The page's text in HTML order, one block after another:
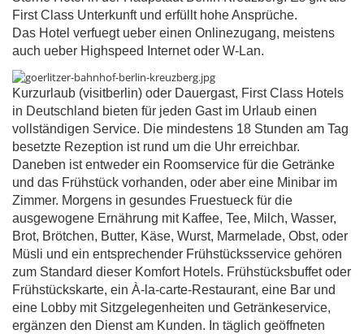
First Class Unterkunft und erfüllt hohe Ansprüche.
Das Hotel verfuegt ueber einen Onlinezugang, meistens
auch ueber Highspeed Internet oder W-Lan.
Kurzurlaub (visitberlin) oder Dauergast, First Class Hotels
in Deutschland bieten für jeden Gast im Urlaub einen
vollständigen Service. Die mindestens 18 Stunden am Tag
besetzte Rezeption ist rund um die Uhr erreichbar.
Daneben ist entweder ein Roomservice für die Getränke
und das Frühstück vorhanden, oder aber eine Minibar im
Zimmer. Morgens in gesundes Fruestueck für die
ausgewogene Ernährung mit Kaffee, Tee, Milch, Wasser,
Brot, Brötchen, Butter, Käse, Wurst, Marmelade, Obst, oder
Müsli und ein entsprechender Frühstücksservice gehören
zum Standard dieser Komfort Hotels. Frühstücksbuffet oder
Frühstückskarte, ein À-la-carte-Restaurant, eine Bar und
eine Lobby mit Sitzgelegenheiten und Getränkeservice,
ergänzen den Dienst am Kunden. In täglich geöffneten